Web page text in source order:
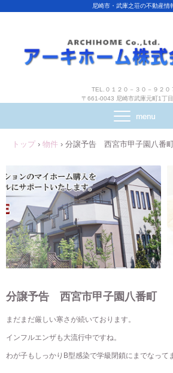
尼崎市・武庫之荘の不動産情
TEL.０１２０－３０－９２０
〒661-0043 尼崎市武庫元町1丁
トップ › 物件 › 分譲予告 西宮市甲子園八番
分譲予告 西宮市甲子園八番町
まだまだ厳しい寒さが続いております。
インフルエンザも大流行中ですね。
わが子もしっかりB型感染で学級閉鎖にまでなって